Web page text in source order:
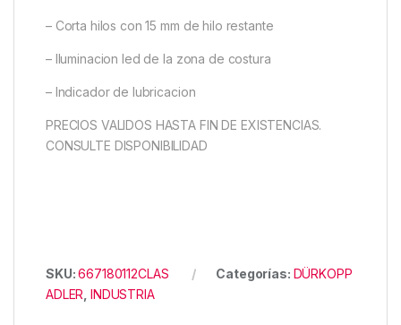
– Corta hilos con 15 mm de hilo restante
– Iluminacion led de la zona de costura
– Indicador de lubricacion
PRECIOS VALIDOS HASTA FIN DE EXISTENCIAS.
CONSULTE DISPONIBILIDAD
SKU:667180112CLAS Categorías: DÜRKOPP
ADLER ,INDUSTRIA